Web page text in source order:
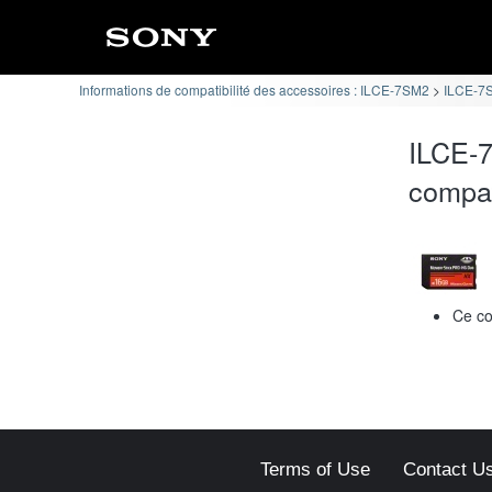
Informations de compatibilité des accessoires : ILCE-7SM2 ILCE-
ILCE-
Ce
Terms of Use Contact